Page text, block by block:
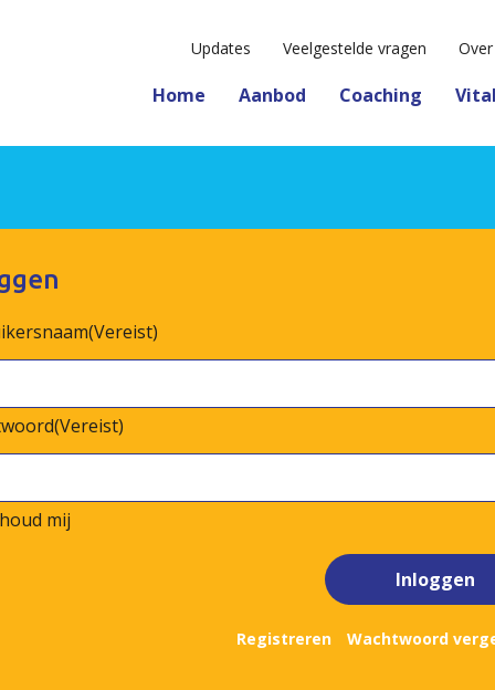
Updates Veelgestelde vragen
Home Aanbod Coaching
(Vereist)
(Vereist)
mij
Inloggen
Registreren Wachtwoord